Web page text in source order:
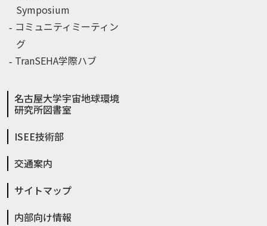
Symposium
コミュニティミーティン
グ
TranSEHA学際ハブ
名古屋大学宇宙地球環境
研究所図書室
ISEE技術部
交通案内
サイトマップ
内部向け情報